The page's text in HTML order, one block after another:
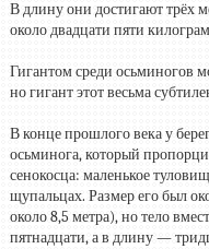
В длину они достигают трёх
около двадцати пяти
Гигантом среди осьминогов
но гигант этот весьма
В конце прошлого века у
осьминога, который
сенокосца: маленькое
щупальцах. Размер его был
около 8,5 метра), но тело
пятнадцати, а в длину —